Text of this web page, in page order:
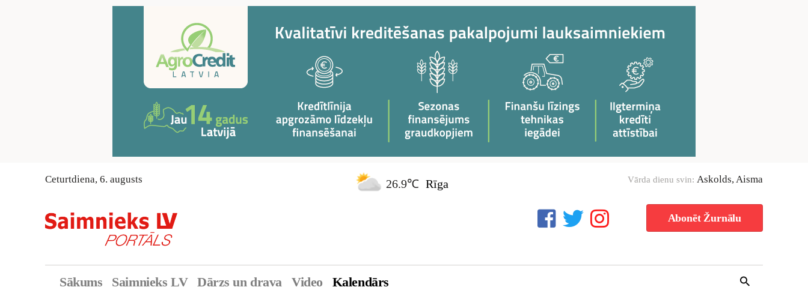
Ceturtdiena, 6. augusts 26.9℃ Rīga Vārda dienu svin: Askolds, Aisma
Abonēt Žurnālu
Sākums Saimnieks LV Dārzs un drava Video Kalendārs